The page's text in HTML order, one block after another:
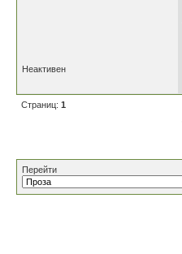
Неактивен
Страниц: 1
Перейти